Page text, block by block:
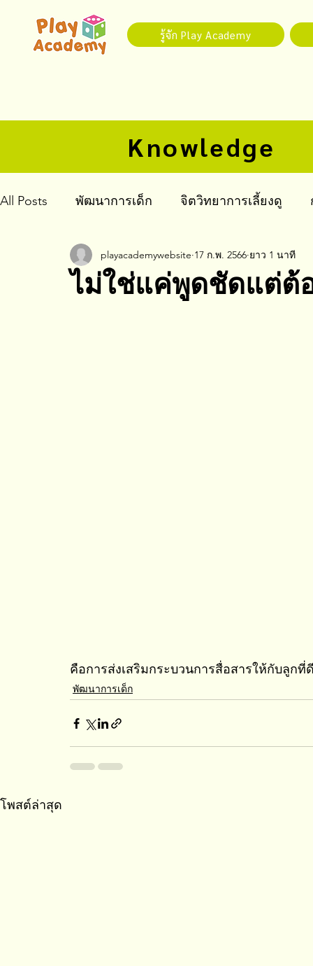
รู้จัก Play Academy
Knowledge
All Posts พัฒนาการเด็ก จิตวิทยาการเลี้ยงดู
จิตเวชเด็กและวัยรุ่น
ไม่ใช่แค่พูดชัดแต่ต้
playacademywebsite 17 ก.พ. 2566 ยาว 1 นาที
คือการส่งเสริมกระบวนการสื่อสารให้กับลูกที่
พัฒนาการเด็ก
โพสต์ล่าสุด